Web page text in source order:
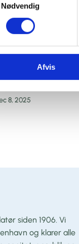
Nødvendig
Afvis
8, 2025
8, 2025
siden 1906. Vi
og klarer alle